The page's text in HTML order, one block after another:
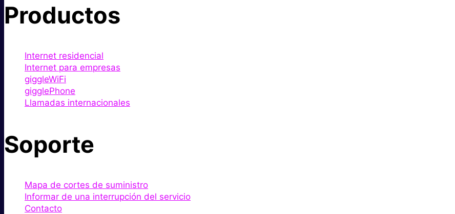
Productos
Internet residencial
Internet para empresas
giggleWiFi
gigglePhone
Llamadas internacionales
Soporte
Mapa de cortes de suministro
Informar de una interrupción del servicio
Contacto